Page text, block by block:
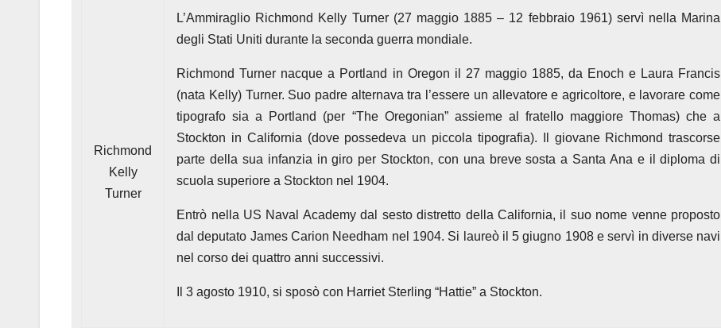
Richmond
Kelly
Turner
L’Ammiraglio Richmond Kelly Turner (27 maggio 1885 – 12 febbraio 1961) servì nella Marina
degli Stati Uniti durante la seconda guerra mondiale.
Richmond Turner nacque a Portland in Oregon il 27 maggio 1885, da Enoch e Laura Francis
(nata Kelly) Turner. Suo padre alternava tra l’essere un allevatore e agricoltore, e lavorare come
tipografo sia a Portland (per “The Oregonian” assieme al fratello maggiore Thomas) che a
Stockton in California (dove possedeva un piccola tipografia). Il giovane Richmond trascorse
parte della sua infanzia in giro per Stockton, con una breve sosta a Santa Ana e il diploma di
scuola superiore a Stockton nel 1904.
Entrò nella US Naval Academy dal sesto distretto della California, il suo nome venne proposto
dal deputato James Carion Needham nel 1904. Si laureò il 5 giugno 1908 e servì in diverse navi
nel corso dei quattro anni successivi.
Il 3 agosto 1910, si sposò con Harriet Sterling “Hattie” a Stockton.